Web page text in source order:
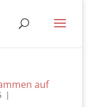
auf
|